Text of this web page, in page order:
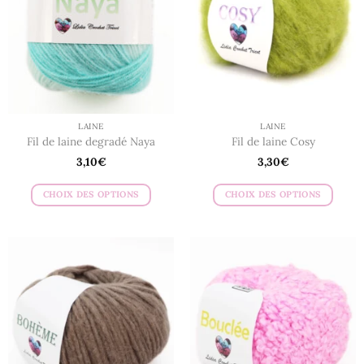
peuvent
être
choisies
sur
la
page
du
produit
peuvent
être
choisies
sur
la
produit
LAINE
Fil de laine degradé Naya
3,10€
CHOIX DES OPTIONS
plusieurs
variations.
Les
options
peuvent
être
LAINE
Fil de laine Cosy
3,30€
CHOIX DES OPTIONS
plusieurs
variations.
Les
options
peuvent
être